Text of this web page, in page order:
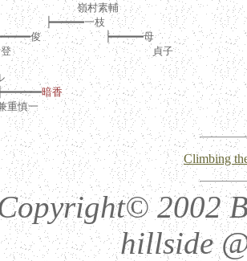
嶺村素輔
┝━━━━━一枝
俊          ┝━━━━━母
貞子
暗香
慎一
Climbing
2002
hillside